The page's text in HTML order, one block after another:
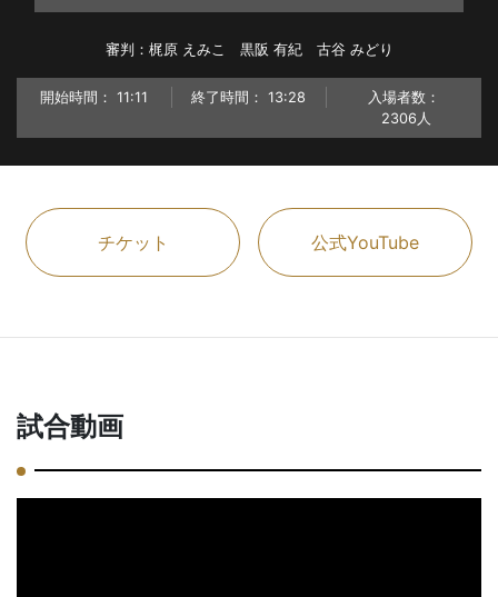
審判：梶原 えみこ 黒阪 有紀 古谷 みどり
開始時間： 11:11 終了時間： 13:28
入場者数：
2306人
チケット 公式YouTube
試合動画